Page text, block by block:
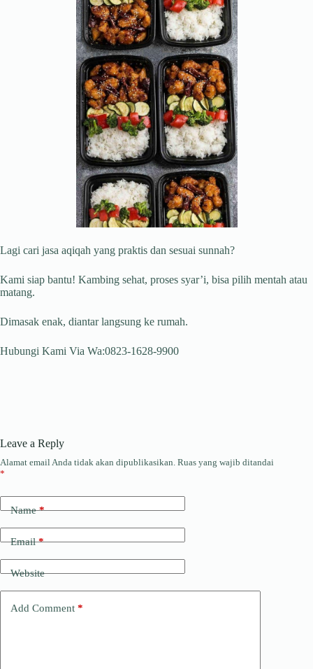
Lagi cari jasa aqiqah yang praktis dan sesuai sunnah?
Kami siap bantu! Kambing sehat, proses syar’i, bisa pilih mentah atau
matang.
Dimasak enak, diantar langsung ke rumah.
Hubungi Kami Via Wa:0823-1628-9900
Leave a Reply
Alamat email Anda tidak akan dipublikasikan. Ruas yang wajib ditandai
*
Name*
Email*
Website
Add Comment *